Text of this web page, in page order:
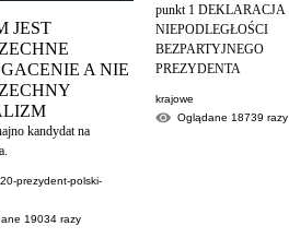
JEST
A NIE
kandydat na
prezydent-polski-
19034razy
punkt 1 DEKLARACJA
NIEPODLEGŁOŚCI
BEZPARTYJNEGO
PREZYDENTA
krajowe
Oglądane 18739 razy